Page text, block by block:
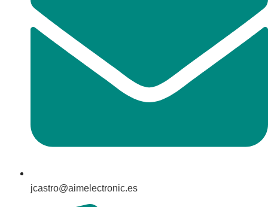
jcastro@aimelectronic.es